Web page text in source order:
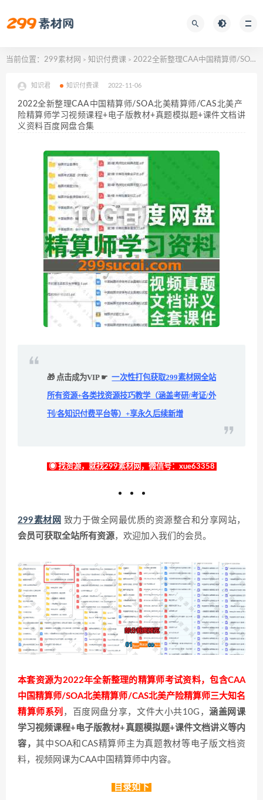
当前位置： 299素材网 > 知识付费课 > 2022全新整理CAA中国精算师/SOA北美精算师/CAS北美产险精算师学习视频课程+电子版教材+真题模拟题+课件文档讲义资料百度网盘合集
知识君 知识付费课 2022-11-06
2022全新整理CAA中国精算师/SOA北美精算师/CAS北美产
险精算师学习视频课程+电子版教材+真题模拟题+课件文档讲
义资料百度网盘合集
🎁 点击成为VIP ☛ 一次性打包获取299素材网全站
所有资源+各类找资源技巧教学（涵盖考研/考证/外
刊/各知识付费平台等）+享永久后续新增
◉ 找资源，就找299素材网，微信号：xue63358
299素材网 致力于做全网最优质的资源整合和分享网站，
会员可获取全站所有资源，欢迎加入我们的会员。
本套资源为2022年全新整理的精算师考试资料，包含CAA
中国精算师/SOA北美精算师/CAS北美产险精算师三大知名
精算师系列 ，百度网盘分享，文件大小共10G，涵盖网课
学习视频课程+电子版教材+真题模拟题+课件文档讲义等内
容，其中SOA和CAS精算师主为真题教材等电子版文档资
料，视频网课为CAA中国精算师中内容。
目录如下